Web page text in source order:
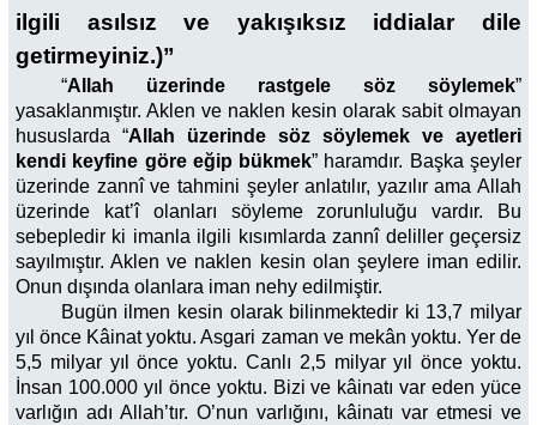
ilgili asılsız ve yakışıksız iddialar dile
getirmeyiniz.)”
“Allah üzerinde rastgele söz söylemek”
yasaklanmıştır. Aklen ve naklen kesin olarak sabit olmayan
hususlarda “Allah üzerinde söz söylemek ve ayetleri
kendi keyfine göre eğip bükmek” haramdır. Başka şeyler
üzerinde zannî ve tahmini şeyler anlatılır, yazılır ama Allah
üzerinde kat’î olanları söyleme zorunluluğu vardır. Bu
sebepledir ki imanla ilgili kısımlarda zannî deliller geçersiz
sayılmıştır. Aklen ve naklen kesin olan şeylere iman edilir.
Onun dışında olanlara iman nehy edilmiştir.
Bugün ilmen kesin olarak bilinmektedir ki 13,7 milyar
yıl önce Kâinat yoktu. Asgari zaman ve mekân yoktu. Yer de
5,5 milyar yıl önce yoktu. Canlı 2,5 milyar yıl önce yoktu.
İnsan 100.000 yıl önce yoktu. Bizi ve kâinatı var eden yüce
varlığın adı Allah’tır. O’nun varlığını, kâinatı var etmesi ve